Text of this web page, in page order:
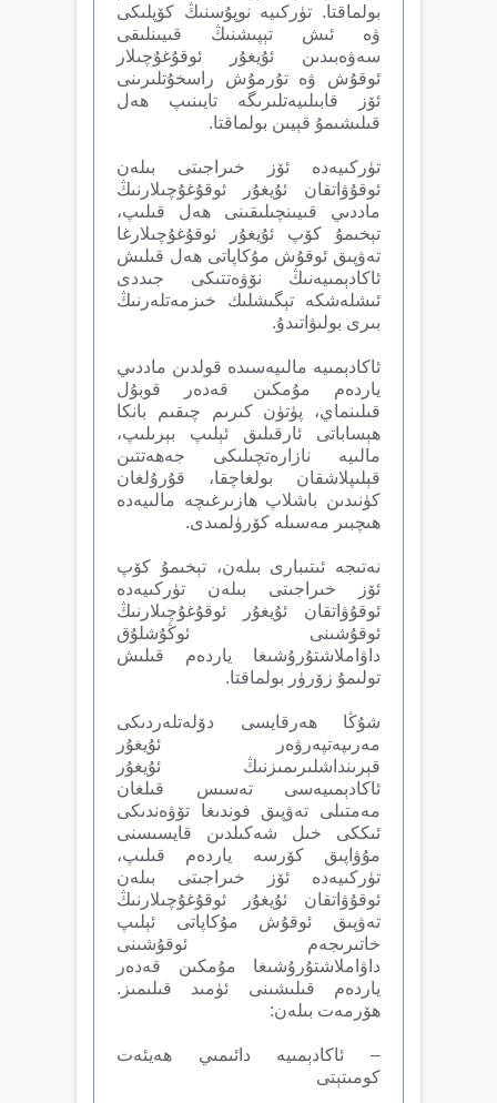
بولماقتا. تۈركىيە نوپۇسنىڭ كۆپلىكى
ۋە ئىش تېپىشنىڭ قىيىنلىقى
سەۋەبىدىن ئۇيغۇر ئوقۇغۇچىلار
ئوقۇش ۋە تۇرمۇش راسخۇتلىرىنى
ئۆز قابىلىيەتلىرىگە تايىنىپ ھەل
قىلىشىمۇ قېيىن بولماقتا.
تۈركىيەدە ئۆز خىراجىتى بىلەن
ئوقۇۋاتقان ئۇيغۇر ئوقۇغۇچىلارنىڭ
ماددىي قىيىنچىلىقىنى ھەل قىلىپ،
تېخىمۇ كۆپ ئۇيغۇر ئوقۇغۇچىلارغا
تەۋپىق ئوقۇش مۇكاپاتى ھەل قىلىش
ئاكادېمىيەنىڭ نۆۋەتتىكى جىددى
ئىشلەشكە تېگىشلىك خىزمەتلەرنىڭ
بىرى بولىۋاتىدۇ.
ئاكادېمىيە مالىيەسىدە قولدىن ماددىي
ياردەم مۇمكىن قەدەر قوبۇل
قىلىنماي، پۈتۈن كىرىم چىقىم بانكا
ھېساباتى ئارقىلىق ئېلىپ بېرىلىپ،
مالىيە نازارەتچىلىكى جەھەتتىن
قېلىپلاشقان بولغاچقا، قۇرۇلغان
كۈنىدىن باشلاپ ھازىرغىچە مالىيەدە
ھىچبىر مەسىلە كۆرۈلمىدى.
نەتىجە ئىتىبارى بىلەن، تېخىمۇ كۆپ
ئۆز خىراجىتى بىلەن تۈركىيەدە
ئوقۇۋاتقان ئۇيغۇر ئوقۇغۇچىلارنىڭ
ئوقۇشىنى ئوڭۇشلۇق
داۋاملاشتۇرۇشىغا ياردەم قىلىش
تولىمۇ زۆرۈر بولماقتا.
شۇڭا ھەرقايسى دۆلەتلەردىكى
مەرىپەتپەرۋەر ئۇيغۇر
قېرىنداشلىرىمىزنىڭ ئۇيغۇر
ئاكادېمىيەسى تەسىس قىلغان
مەمتىلى تەۋپىق فوندىغا تۆۋەندىكى
ئىككى خىل شەكىلدىن قايسىسنى
مۇۋاپىق كۆرسە ياردەم قىلىپ،
تۈركىيەدە ئۆز خىراجىتى بىلەن
ئوقۇۋاتقان ئۇيغۇر ئوقۇغۇچىلارنىڭ
تەۋپىق ئوقۇش مۇكاپاتى ئېلىپ
خاتىرىجەم ئوقۇشىنى
داۋاملاشتۇرۇشىغا مۇمكىن قەدەر
ياردەم قىلىشىنى ئۈمىد قىلىمىز.
ھۆرمەت بىلەن:
– ئاكادېمىيە دائىمىي ھەيئەت
كومىتېتى